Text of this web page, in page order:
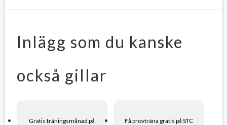
Inlägg som du kanske
också gillar
Gratis träningsmånad på
Få provträna gratis på STC